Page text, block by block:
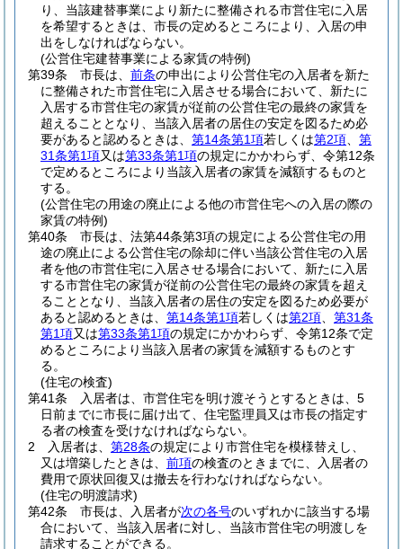
り、当該建替事業により新たに整備される市営住宅に入居
を希望するときは、市長の定めるところにより、入居の申
出をしなければならない。
(公営住宅建替事業による家賃の特例)
第39条
市長は、 前条の申出により公営住宅の入居者を新た
に整備された市営住宅に入居させる場合において、新たに
入居する市営住宅の家賃が従前の公営住宅の最終の家賃を
超えることとなり、当該入居者の居住の安定を図るため必
要があると認めるときは、 第14条第1項若しくは第2項
第
31条第1項又は第33条第1項の規定にかかわらず、令第12条
で定めるところにより当該入居者の家賃を減額するものと
する。
(公営住宅の用途の廃止による他の市営住宅への入居の際の
家賃の特例)
第40条
市長は、法第44条第3項の規定による公営住宅の用
途の廃止による公営住宅の除却に伴い当該公営住宅の入居
者を他の市営住宅に入居させる場合において、新たに入居
する市営住宅の家賃が従前の公営住宅の最終の家賃を超え
ることとなり、当該入居者の居住の安定を図るため必要が
あると認めるときは、 第14条第1項若しくは第2項
第31条
第1項又は第33条第1項の規定にかかわらず、令第12条で定
めるところにより当該入居者の家賃を減額するものとす
る。
(住宅の検査)
第41条
入居者は、市営住宅を明け渡そうとするときは、5
日前までに市長に届け出て、住宅監理員又は市長の指定す
る者の検査を受けなければならない。
2
入居者は、 第28条の規定により市営住宅を模様替えし、
又は増築したときは、 前項の検査のときまでに、入居者の
費用で原状回復又は撤去を行わなければならない。
(住宅の明渡請求)
第42条
市長は、入居者が次の各号のいずれかに該当する場
合において、当該入居者に対し、当該市営住宅の明渡しを
請求することができる。